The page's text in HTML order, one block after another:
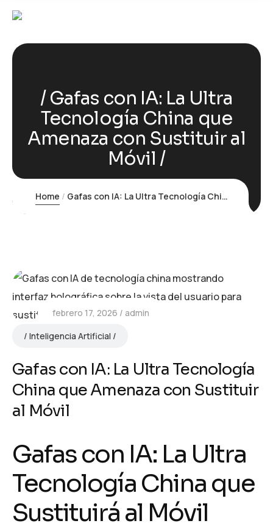
Gafas con IA: La Ultra
Tecnología China que
Amenaza con Sustituir al
Móvil
Home Gafas con IA: La Ultra Tecnología China que Amenaza con Sustituir al Móvil
febrero 17, 2026
admin
Inteligencia Artificial
Gafas con IA: La Ultra Tecnología
China que Amenaza con Sustituir
al Móvil
Gafas con IA: La Ultra
Tecnología China que
Sustituirá al Móvil